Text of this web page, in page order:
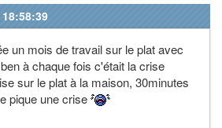
un mois de travail sur le plat avec
à chaque fois c'était la crise
sur le plat à la maison, 30minutes
pique une crise